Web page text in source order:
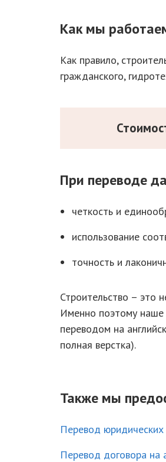
Как мы
Как правило,
гражданского,
При переводе
четкость и
использование
точность и
Строительство – это
Именно поэтому наше
переводом на
полная верстка).
Также мы
Перевод юридических
Перевод договора на